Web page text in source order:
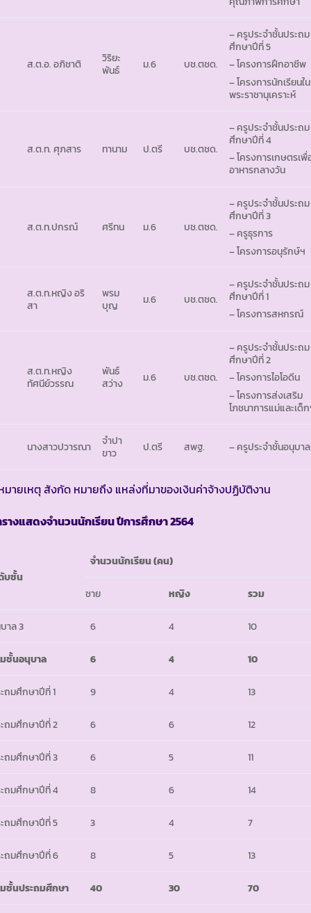
ส.ต.อ. อภิชาติ
วิริยะ
พันธ์
ม.6 บช.ตชด.
– ครูประจำชั้นประถม
ศึกษาปีที่ 5
– โครงการฝึกอาชีพ
– โครงการนักเรียนใน
พระราชานุเคราะห์
ส.ต.ท. ศุภสาร ทานาม ป.ตรี บช.ตชด.
– ครูประจำชั้นประถม
ศึกษาปีที่ 4
– โครงการเกษตรเพื่
อาหารกลางวัน
ส.ต.ท.ปกรณ์ ศรีทน ม.6 บช.ตชด.
– ครูประจำชั้นประถม
ศึกษาปีที่ 3
– ครูธุรการ
– โครงการอนุรักษ์ฯ
ส.ต.ท.หญิง อริ
สา
พรม
บุญ
ม.6 บช.ตชด.
– ครูประจำชั้นประถม
ศึกษาปีที่ 1
– โครงการสหกรณ์
ส.ต.ท.หญิง
ทัศนีย์วรรณ
พันธ์
สว่าง
ม.6 บช.ตชด.
– ครูประจำชั้นประถม
ศึกษาปีที่ 2
– โครงการไอโอดีน
– โครงการส่งเสริม
โภชนาการแม่และเด็
นางสาวปวารณา
จำปา
ขาว
ป.ตรี สพฐ. – ครูประจำชั้นอนุบาล
มายเหตุ สังกัด หมายถึง แหล่งที่มาของเงินค่าจ้างปฏิบัติงาน
างแสดงจำนวนนักเรียน ปีการศึกษา2564
บชั้น
จำนวนนักเรียน(คน)
ชาย หญิง รวม
าล 3 6 4 10
ชั้นอนุบาล 6 4 10
ถมศึกษาปีที่ 1 9 4 13
ถมศึกษาปีที่ 2 6 6 12
ถมศึกษาปีที่ 3 6 5 11
ถมศึกษาปีที่ 4 8 6 14
ถมศึกษาปีที่ 5 3 4 7
ถมศึกษาปีที่ 6 8 5 13
ชั้นประถมศึกษา 40 30 70